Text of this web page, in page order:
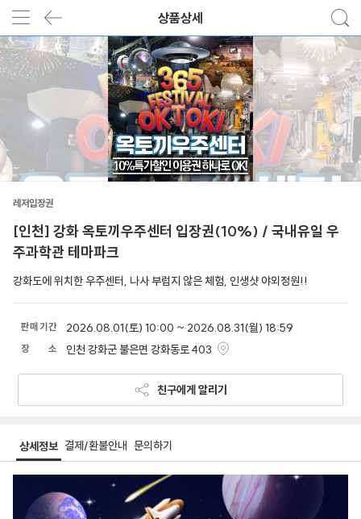
상품상세
레저입장권
[인천] 강화 옥토끼우주센터 입장권(10%) / 국내유일 우
주과학관 테마파크
강화도에 위치한 우주센터, 나사 부럽지 않은 체험, 인생샷 야외정원!!
판매 기간 2026.08.01(토) 10:00 ~ 2026.08.31(월) 18:59
장 소 인천 강화군 불은면 강화동로 403
친구에게 알리기
상세정보 결제/환불안내 문의하기